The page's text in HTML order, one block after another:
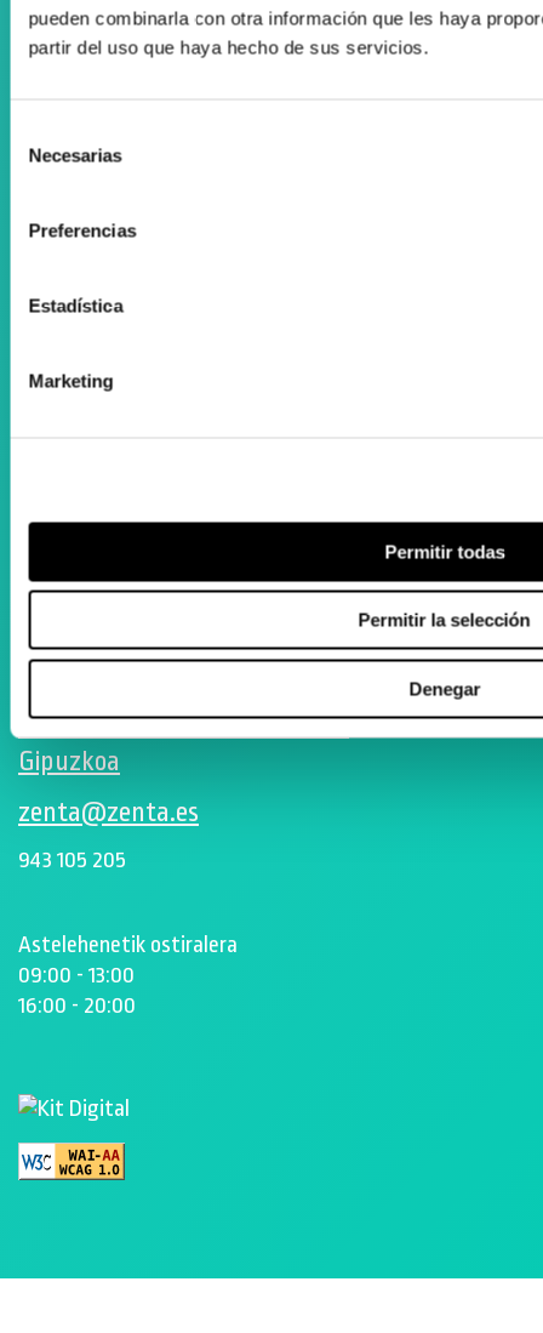
pueden combinarla con otra información que les haya
partir del uso que haya hecho de sus servicios.
Necesarias
Preferencias
Estadística
Marketing
Permitir todas
Permitir la selección
Denegar
Colaboramos con el Departamento Vasco de Salud
Condiciones de Uso
Política de cookies
Elkarlan eta hitzarmenak
Instagram
ORTOPEDIA ZENTA
20018 Donostia-San Sebastián
Gipuzkoa
zenta@zenta.es
943 105 205
Astelehenetik ostiralera
09:00 - 13:00
16:00 - 20:00